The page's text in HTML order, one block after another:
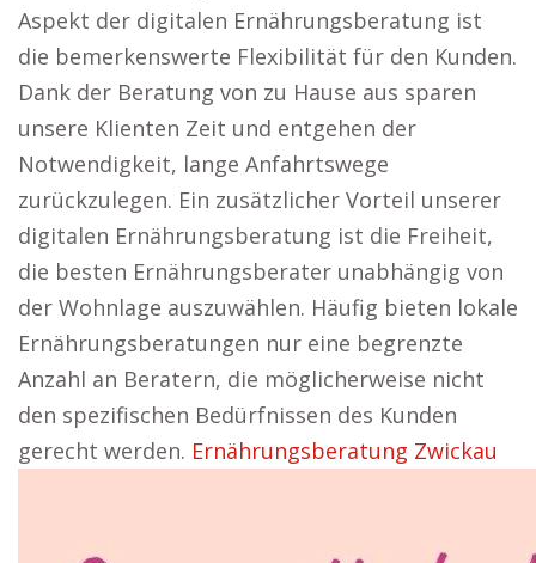
Aspekt der digitalen Ernährungsberatung ist
die bemerkenswerte Flexibilität für den Kunden.
Dank der Beratung von zu Hause aus sparen
unsere Klienten Zeit und entgehen der
Notwendigkeit, lange Anfahrtswege
zurückzulegen. Ein zusätzlicher Vorteil unserer
digitalen Ernährungsberatung ist die Freiheit,
die besten Ernährungsberater unabhängig von
der Wohnlage auszuwählen. Häufig bieten lokale
Ernährungsberatungen nur eine begrenzte
Anzahl an Beratern, die möglicherweise nicht
den spezifischen Bedürfnissen des Kunden
gerecht werden. Ernährungsberatung Zwickau